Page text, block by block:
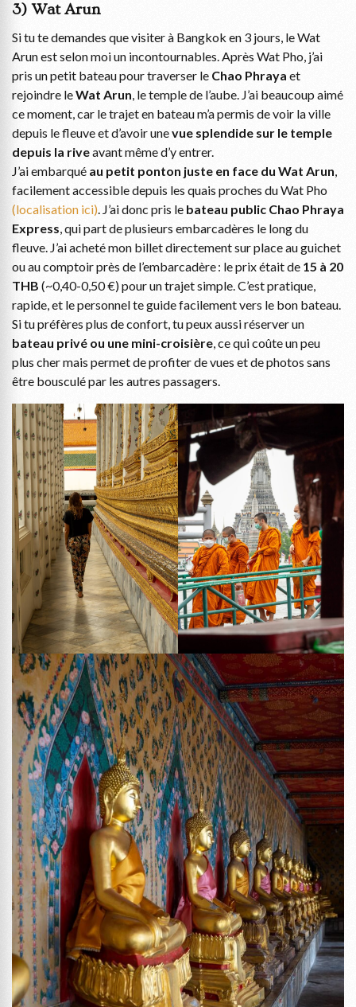
3) Wat Arun
Si tu te demandes que visiter à Bangkok en 3 jours, le Wat
Arun est selon moi un incontournables. Après Wat Pho, j’ai
pris un petit bateau pour traverser le Chao Phraya et
rejoindre leWat Arun, le temple de l’aube. J’ai beaucoup aimé
ce moment, car le trajet en bateau m’a permis de voir la ville
depuis le fleuve et d’avoir unevue splendide sur le temple
depuis la riveavant même d’y entrer.
J’ai embarqué au petit ponton juste en face du Wat Arun,
facilement accessible depuis les quais proches du Wat Pho
(localisation ici). J’ai donc pris le bateau public Chao Phraya
Express, qui part de plusieurs embarcadères le long du
fleuve. J’ai acheté mon billet directement sur place au guichet
ou au comptoir près de l’embarcadère : le prix était de 15 à 20
THB (~0,40-0,50 €) pour un trajet simple. C’est pratique,
rapide, et le personnel te guide facilement vers le bon bateau.
Si tu préfères plus de confort, tu peux aussi réserver un
bateau privé ou une mini-croisière, ce qui coûte un peu
plus cher mais permet de profiter de vues et de photos sans
être bousculé par les autres passagers.